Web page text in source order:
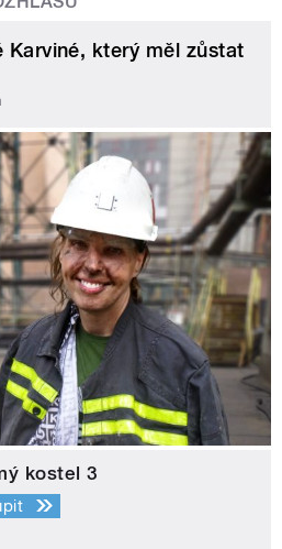
Karviné, který měl zůstat
kostel 3